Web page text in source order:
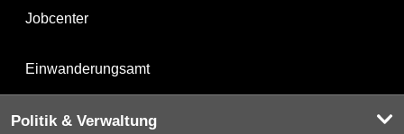
Jobcenter
Einwanderungsamt
Politik & Verwaltung